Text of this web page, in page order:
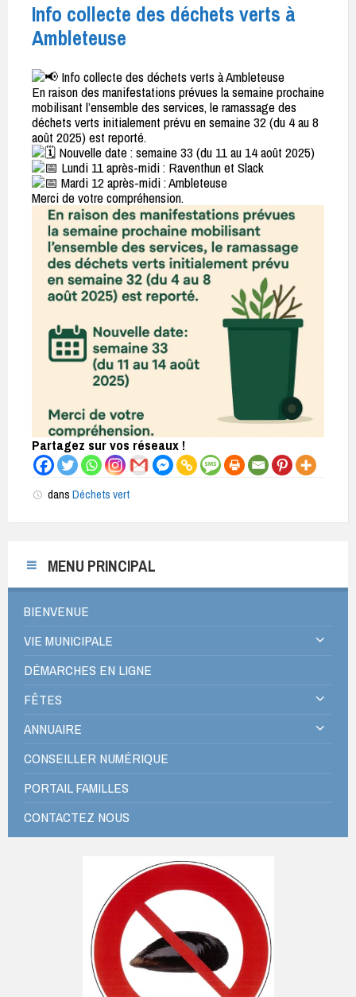
Info collecte des déchets verts à
Ambleteuse
Info collecte des déchets verts à Ambleteuse
En raison des manifestations prévues la semaine prochaine
mobilisant l’ensemble des services, le ramassage des
déchets verts initialement prévu en semaine 32 (du 4 au 8
août 2025) est reporté.
Nouvelle date : semaine 33 (du 11 au 14 août 2025)
Lundi 11 après-midi : Raventhun et Slack
Mardi 12 après-midi : Ambleteuse
Merci de votre compréhension.
Partagez sur vos réseaux !
dans Déchets vert
MENU PRINCIPAL
BIENVENUE
VIE MUNICIPALE
DÉMARCHES EN LIGNE
FÊTES
ANNUAIRE
CONSEILLER NUMÉRIQUE
PORTAIL FAMILLES
CONTACTEZ NOUS